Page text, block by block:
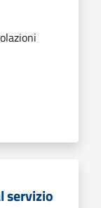
servizio